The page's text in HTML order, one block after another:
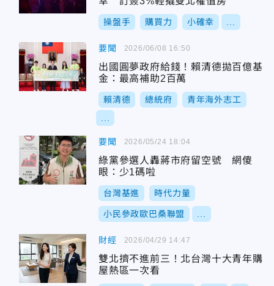
操盤手 購買力 小確幸
要聞
出國圓夢政府給錢！賴清德拋百億基
金：最高補助2百萬
賴清德 總統府 青年海外志工
2026/06/08 16:50
要聞
綠黨參選人轟蔣市府留空號 網傻
眼：少1碼啦
台灣基進 時代力量
小民參政歐巴桑聯盟
2026/05/24 18:04
財經
雙北擠不進前三！北台灣十大青年購
屋熱區一次看
2026/04/29 14:47